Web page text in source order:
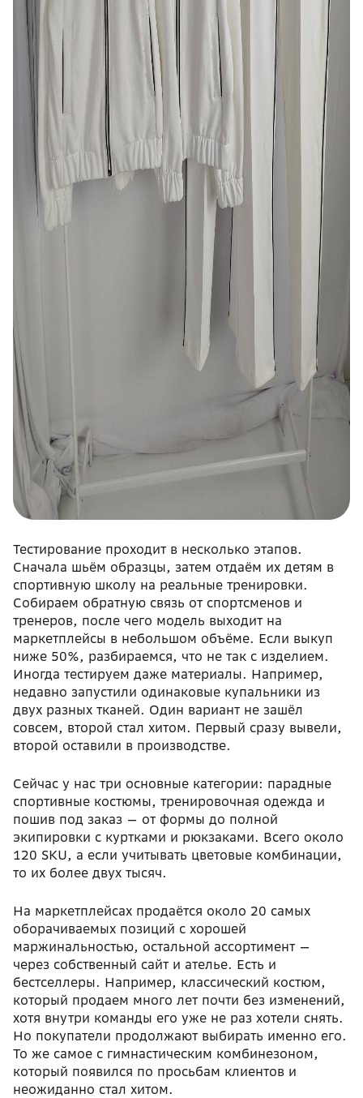
Тестирование проходит в несколько этапов.
Сначала шьём образцы, затем отдаём их детям в
спортивную школу на реальные тренировки.
Собираем обратную связь от спортсменов и
тренеров, после чего модель выходит на
маркетплейсы в небольшом объёме. Если выкуп
ниже 50%, разбираемся, что не так с изделием.
Иногда тестируем даже материалы. Например,
недавно запустили одинаковые купальники из
двух разных тканей. Один вариант не зашёл
совсем, второй стал хитом. Первый сразу вывели,
второй оставили в производстве.
Сейчас у нас три основные категории: парадные
спортивные костюмы, тренировочная одежда и
пошив под заказ — от формы до полной
экипировки с куртками и рюкзаками. Всего около
120 SKU, а если учитывать цветовые комбинации,
то их более двух тысяч.
На маркетплейсах продаётся около 20 самых
оборачиваемых позиций с хорошей
маржинальностью, остальной ассортимент —
через собственный сайт и ателье. Есть и
бестселлеры. Например, классический костюм,
который продаем много лет почти без изменений,
хотя внутри команды его уже не раз хотели снять.
Но покупатели продолжают выбирать именно его.
То же самое с гимнастическим комбинезоном,
который появился по просьбам клиентов и
неожиданно стал хитом.